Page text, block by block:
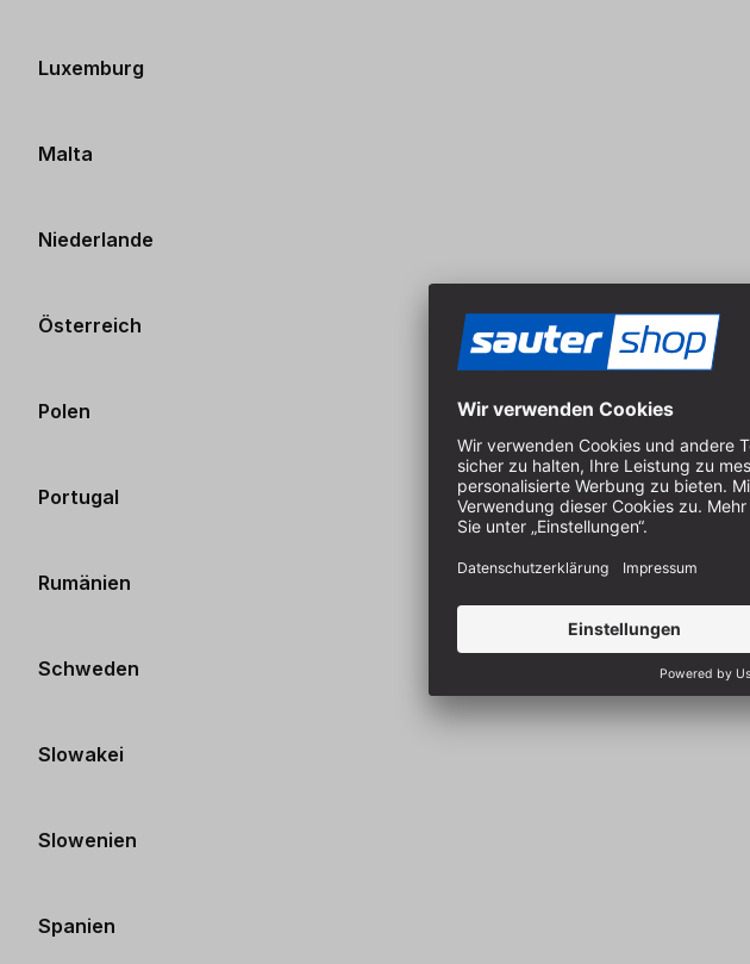
Luxemburg
Malta
Niederlande
Österreich
Polen
Portugal
Rumänien
Schweden
Slowakei
Slowenien
Spanien